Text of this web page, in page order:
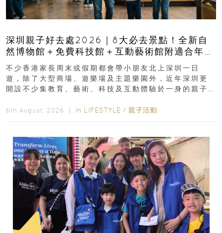
深圳親子好去處2026｜8大必去景點！全新自
然博物館＋免費科技館＋互動藝術館附適合年
齡、交通、門票、開放時間
不少香港家長周末或假期都會帶小朋友北上深圳一日
遊，除了大型商場、遊樂場及主題樂園外，近年深圳更
開設不少集教育、藝術、科技及互動體驗於一身的親子
6th August, 2026 ｜ In LIFESTYLE / 親子活動